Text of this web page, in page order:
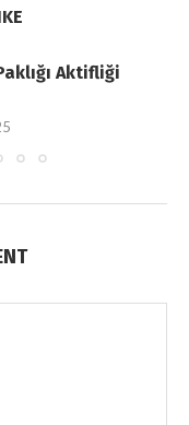
Aktifliği